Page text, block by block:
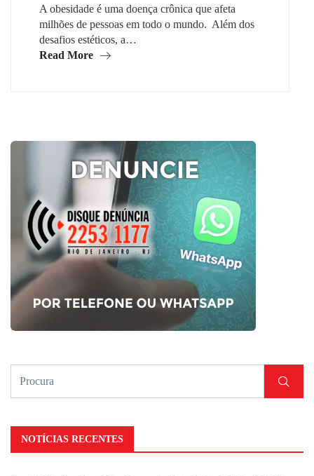
A obesidade é uma doença crônica que afeta
milhões de pessoas em todo o mundo. Além dos
desafios estéticos, a…
Read More
NOTÍCIAS RECENTES